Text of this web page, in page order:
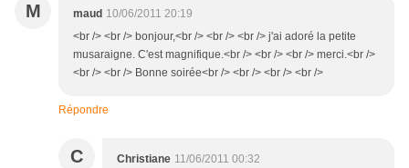
M maud 10/06/2011 20:19
<br /> <br /> bonjour,<br /> <br /> <br /> j'ai adoré la petite
musaraigne. C'est magnifique.<br /> <br /> <br /> merci.<br />
<br /> <br /> Bonne soirée<br /> <br /> <br /> <br />
Répondre
C Christiane 11/06/2011 00:32